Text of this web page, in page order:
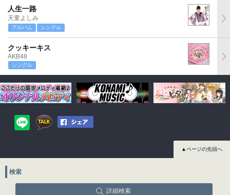
人生一路
天童よしみ
アルバム シングル
クッキーキス
AKB48
シングル
▲ページの先頭へ
検索
詳細検索